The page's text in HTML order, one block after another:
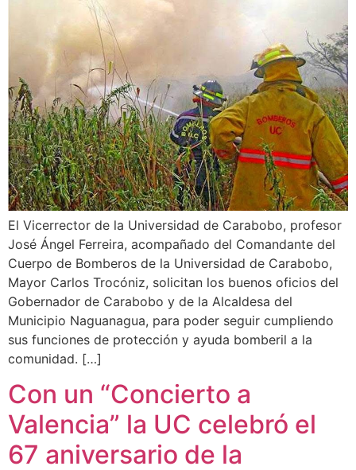
El Vicerrector de la Universidad de Carabobo, profesor
José Ángel Ferreira, acompañado del Comandante del
Cuerpo de Bomberos de la Universidad de Carabobo,
Mayor Carlos Trocóniz, solicitan los buenos oficios del
Gobernador de Carabobo y de la Alcaldesa del
Municipio Naguanagua, para poder seguir cumpliendo
sus funciones de protección y ayuda bomberil a la
comunidad. […]
Con un “Concierto a
Valencia” la UC celebró el
67 aniversario de la